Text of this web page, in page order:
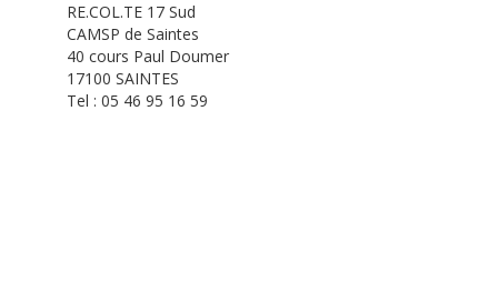
RE.COL.TE 17 Sud
CAMSP de Saintes
40 cours Paul Doumer
17100 SAINTES
Tel : 05 46 95 16 59